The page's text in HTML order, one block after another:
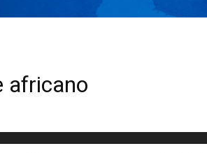
africano